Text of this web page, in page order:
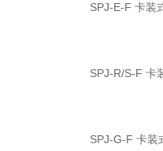
SPJ-E-F 卡装
SPJ-R/S-F 卡
SPJ-G-F 卡装